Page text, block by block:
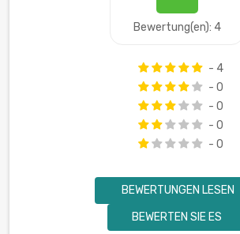
Bewertung(en): 4
- 4
- 0
- 0
- 0
- 0
BEWERTUNGEN LESEN
BEWERTEN SIE ES